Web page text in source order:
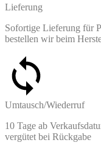
Lieferung
Sofortige Lieferung für
bestellen wir beim
Umtausch/Wiederruf
10 Tage ab
vergütet bei Rückgabe